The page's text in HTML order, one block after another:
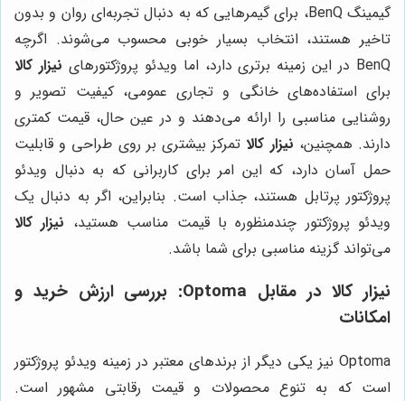
گیمینگ BenQ، برای گیمرهایی که به دنبال تجربه‌ای روان و بدون
تاخیر هستند، انتخاب بسیار خوبی محسوب می‌شوند. اگرچه
BenQ در این زمینه برتری دارد، اما ویدئو پروژکتورهای
نیزار کالا
برای استفاده‌های خانگی و تجاری عمومی، کیفیت تصویر و
روشنایی مناسبی را ارائه می‌دهند و در عین حال، قیمت کمتری
دارند. همچنین، نیزار کالاتمرکز بیشتری بر روی طراحی و قابلیت
حمل آسان دارد، که این امر برای کاربرانی که به دنبال ویدئو
پروژکتور پرتابل هستند، جذاب است. بنابراین، اگر به دنبال یک
ویدئو پروژکتور چندمنظوره با قیمت مناسب هستید، نیزار کالا
می‌تواند گزینه مناسبی برای شما باشد.
نیزار کالا
در مقابل Optoma: بررسی ارزش خرید و
امکانات
Optoma نیز یکی دیگر از برندهای معتبر در زمینه ویدئو پروژکتور
است که به تنوع محصولات و قیمت رقابتی مشهور است.